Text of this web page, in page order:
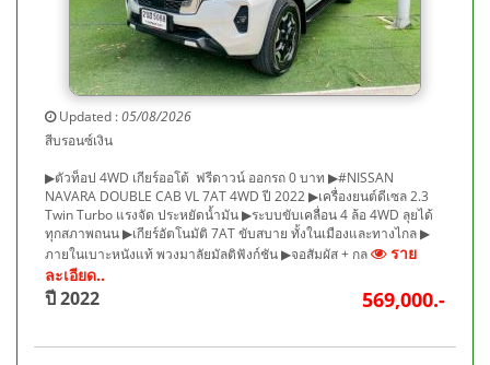
Updated :05/08/2026
สีบรอนซ์เงิน
▶ตัวท็อป 4WD เกียร์ออโต้ ฟรีดาวน์ ออกรถ 0 บาท ▶#NISSAN
NAVARA DOUBLE CAB VL 7AT 4WD ปี 2022 ▶เครื่องยนต์ดีเซล 2.3
Twin Turbo แรงจัด ประหยัดน้ำมัน ▶ระบบขับเคลื่อน 4 ล้อ 4WD ลุยได้
ทุกสภาพถนน ▶เกียร์อัตโนมัติ 7AT ขับสบาย ทั้งในเมืองและทางไกล ▶
ภายในเบาะหนังแท้ พวงมาลัยมัลติฟังก์ชัน ▶จอสัมผัส + กล
ราย
ละเอียด..
ปี 2022 569,000.-